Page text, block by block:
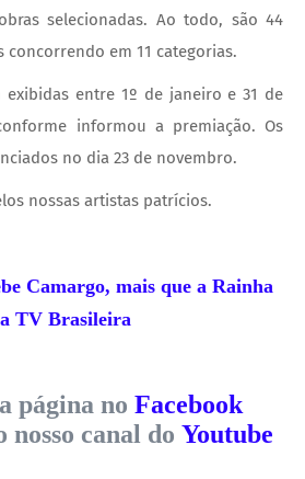
selecionadas. Ao todo, são 44
concorrendo em 11 categorias.
exibidas entre 1º de janeiro e 31 de
informou a premiação. Os
no dia 23 de novembro.
nossas artistas patrícios.
Camargo, mais que a Rainha
TV Brasileira
página no Facebook
nosso canal do Youtube